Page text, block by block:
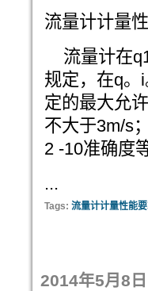
流量计计量
流量计在
规定，在q。
定的最大允
不大于3m/s
2 -10准确度
...
Tags: 流量计计量性能
2014年5月8日